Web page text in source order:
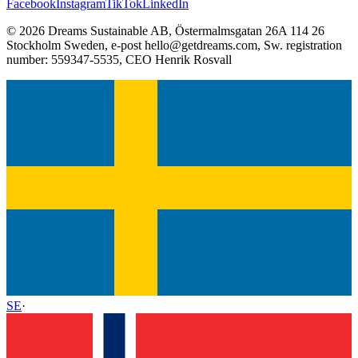
Facebook InstagramTikTok LinkedIn
© 2026 Dreams Sustainable AB, Östermalmsgatan 26A 114 26
Stockholm Sweden, e-post hello@getdreams.com, Sw. registration
number: 559347-5535, CEO Henrik Rosvall
SE·